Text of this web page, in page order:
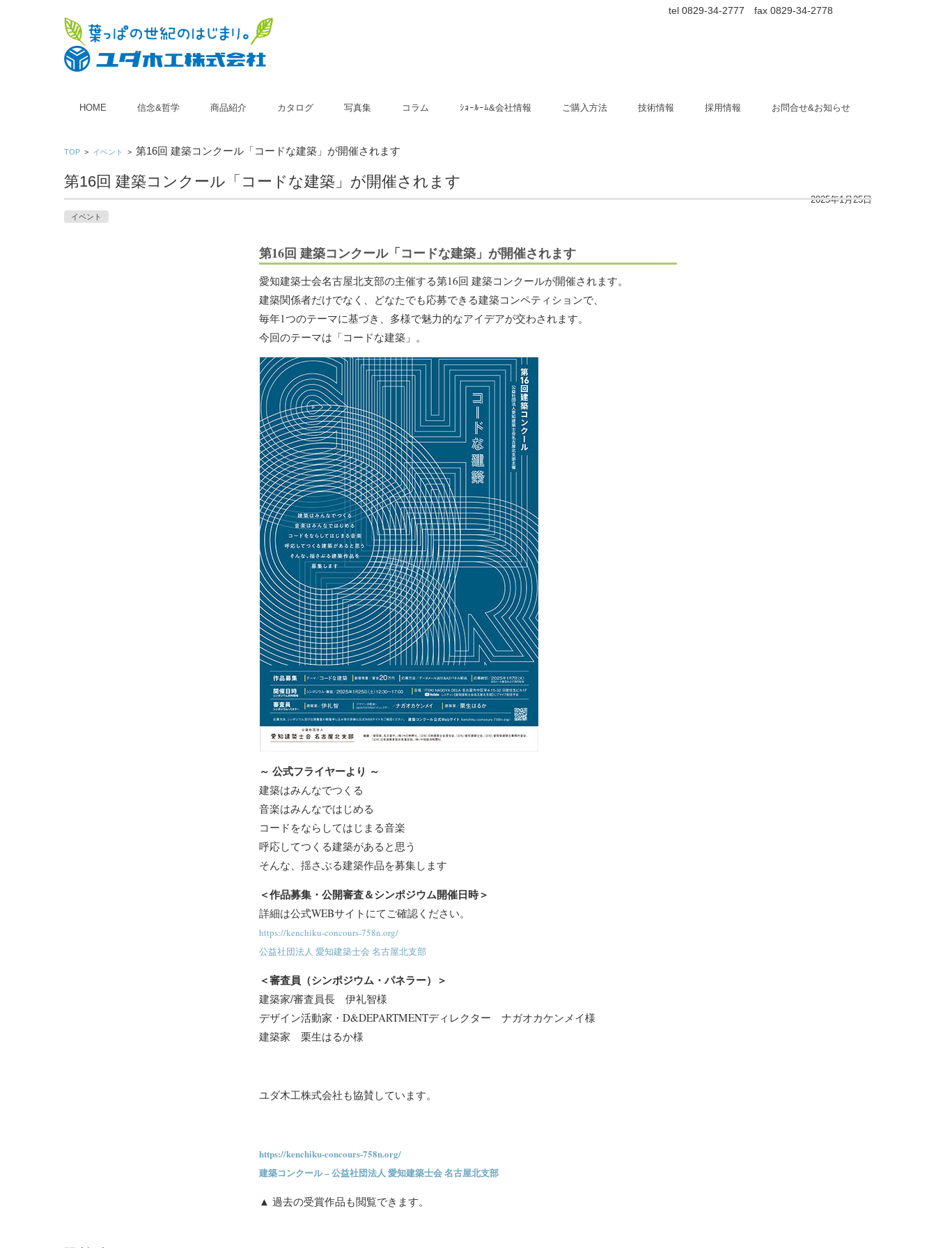
tel 0829-34-2777 fax 0829-34-2778
HOME
信念&哲学 商品紹介
池式
ーキー
カタログ 写真集 コラム ｼｮｰﾙｰﾑ&会社情報 ご購入方法 技術情報 採用情報 お問合せ&お知らせ
TOP > イベント > 第16回 建築コンクール「コードな建築」が開催されます
第16回 建築コンクール「コードな建築」が開催されます
2025年1月25日
イベント
第16回 建築コンクール「コードな建築」が開催されます
愛知建築士会名古屋北支部の主催する第16回 建築コンクールが開催されます。
建築関係者だけでなく、どなたでも応募できる建築コンペティションで、
毎年1つのテーマに基づき、多様で魅力的なアイデアが交わされます。
今回のテーマは「コードな建築」。
～ 公式フライヤーより ～
建築はみんなでつくる
音楽はみんなではじめる
コードをならしてはじまる音楽
呼応してつくる建築があると思う
そんな、揺さぶる建築作品を募集します
＜作品募集・公開審査＆シンポジウム開催日時＞
詳細は公式WEBサイトにてご確認ください。
https://kenchiku-concours-758n.org/
公益社団法人 愛知建築士会 名古屋北支部
＜審査員（シンポジウム・パネラー）＞
建築家/審査員長 伊礼智様
デザイン活動家・D&DEPARTMENTディレクター ナガオカケンメイ様
建築家 栗生はるか様
ユダ木工株式会社も協賛しています。
https://kenchiku-concours-758n.org/
建築コンクール – 公益社団法人 愛知建築士会 名古屋北支部
▲ 過去の受賞作品も閲覧できます。